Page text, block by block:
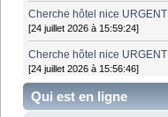
Cherche hôtel nice URGENT
[24 juillet 2026 à 15:59:24]
Cherche hôtel nice URGENT
[24 juillet 2026 à 15:56:46]
Qui est en ligne